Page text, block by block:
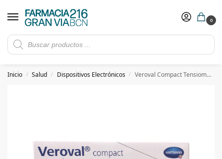
0
Rebajas de verano hasta -30%
​ 5€ de descuento con el cupón 5GRANVIA (compras superiores a 150€)
Inicio / Salud / Dispositivos Electrónicos / Veroval Compact Tensiometro de Brazo